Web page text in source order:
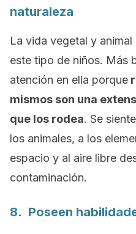
naturaleza
La vida vegetal y
este tipo de niños. Más
atención en ella porque
mismos son una
que los rodea. Se
los animales, a los
espacio y al aire libre
contaminación.
8. Poseen